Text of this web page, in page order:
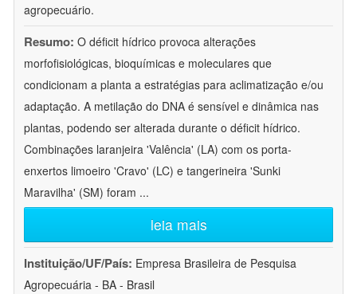
agropecuário.
Resumo: O déficit hídrico provoca alterações
morfofisiológicas, bioquímicas e moleculares que
condicionam a planta a estratégias para aclimatização e/ou
adaptação. A metilação do DNA é sensível e dinâmica nas
plantas, podendo ser alterada durante o déficit hídrico.
Combinações laranjeira 'Valência' (LA) com os porta-
enxertos limoeiro 'Cravo' (LC) e tangerineira 'Sunki
Maravilha' (SM) foram ...
leia mais
Instituição/UF/País: Empresa Brasileira de Pesquisa
Agropecuária - BA - Brasil